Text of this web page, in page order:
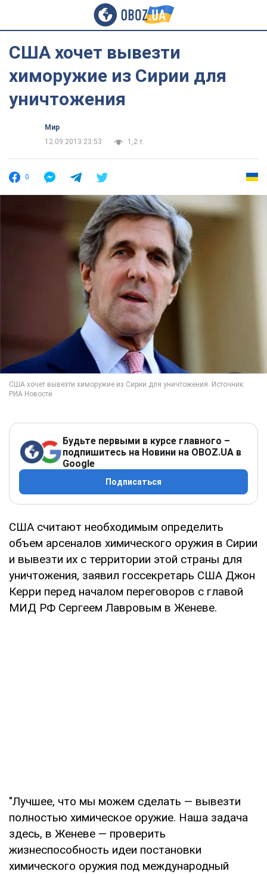
США хочет вывезти
химоружие из Сирии для
уничтожения
Мир
12.09.2013 23:53
1,2 т.
0
Будьте первыми в курсе главного –
подпишитесь на Новини на OBOZ.UA в
Google
Подписаться
США считают необходимым определить
объем арсеналов химического оружия в Сирии
и вывезти их с территории этой страны для
уничтожения, заявил госсекретарь США Джон
Керри перед началом переговоров с главой
МИД РФ Сергеем Лавровым в Женеве.
"Лучшее, что мы можем сделать — вывезти
полностью химическое оружие. Наша задача
здесь, в Женеве — проверить
жизнеспособность идеи постановки
химического оружия под международный